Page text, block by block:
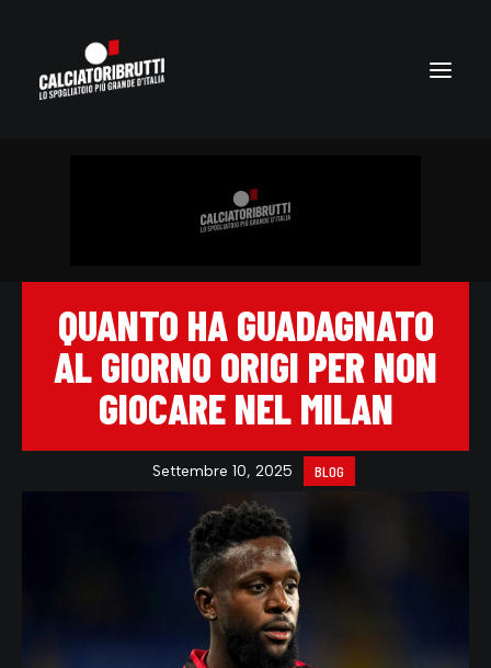
QUANTO HA GUADAGNATO
AL GIORNO ORIGI PER NON
GIOCARE NEL MILAN
Settembre 10, 2025 BLOG